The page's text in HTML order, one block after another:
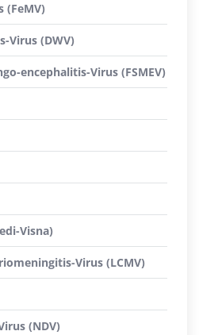
(FeMV)
Virus (DWV)
encephalitis-Virus (FSMEV)
Visna)
Virus (LCMV)
(NDV)